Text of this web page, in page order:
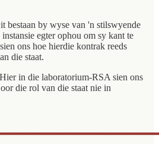
bestaan by wyse van 'n stilswyende
egter ophou om sy kant te
ons hoe hierdie kontrak reeds
die staat.
in die laboratorium-RSA sien ons
die rol van die staat nie in